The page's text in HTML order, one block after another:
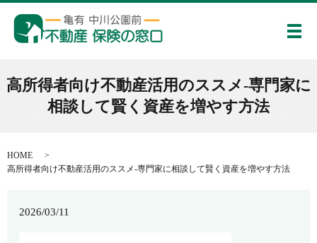
メ
高所得者向け不動産活用のススメ-専門家に
相談して賢く資産を増やす方法
HOME
高所得者向け不動産活用のススメ-専門家に相談して賢く資産を増やす方法
2026/03/11